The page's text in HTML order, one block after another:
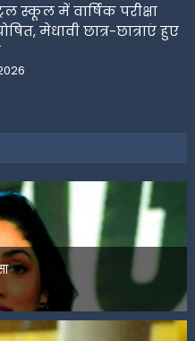
स्कूल में वार्षिक परीक्षा
मेधावी छात्र-छात्राएं हुए